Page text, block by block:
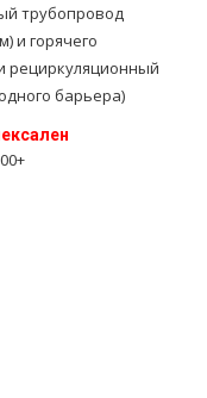
тpубопровод
и горячего
рециркуляционный
барьера)